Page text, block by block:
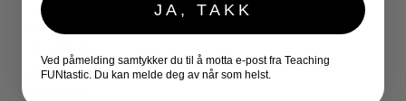
KLASSEROMSDEKOR
KLASSELEDELSE
★ SPILL
JA, TAKK
Ved påmelding samtykker du til å motta e-post fra Teaching
FUNtastic. Du kan melde deg av når som helst.